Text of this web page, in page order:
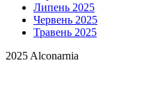
Липень 2025
Червень 2025
Травень 2025
2025 Alconarnia